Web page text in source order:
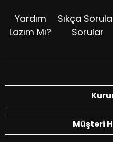
Yardım
Lazım Mı?
Sıkça
Sorular
Müşteri